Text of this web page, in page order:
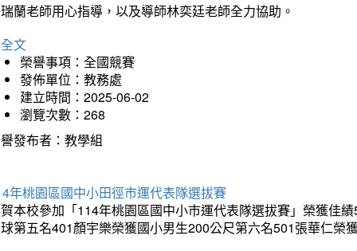
蘭老師用心指導，以及導師林奕廷老師全力協助。
文
榮譽事項：全國競賽
發佈單位：教務處
建立時間：2025-06-02
瀏覽次數：268
發布者：教學組
年桃園區國中小田徑市運代表隊選拔賽
本校參加「114年桃園區國中小市運代表隊選拔賽」榮獲佳
第五名401顏宇樂榮獲國小男生200公尺第六名501張華仁